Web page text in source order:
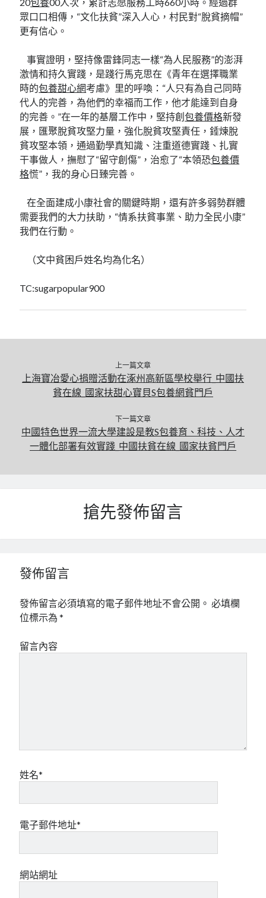
眾口口相傳，“文化扶貧”深入人心，村民對“脫貧摘帽”
更有信心。
事實證明，堅持像雷鋒同志一樣“為人民服務”的澎湃
激情和持久實踐，是踐行馬克思在《青年在選擇職業
時的包養甜心網考慮》里的呼喚：“人只有為自己同時
代人的完善，為他們的幸福而工作，他才能達到自身
的完善。”在一年的基層工作中，堅持創包養價格新發
展，匯聚脫貧攻堅力量，強化脫貧攻堅責任，錘煉脫
貧攻堅本領，通過勤學真知識、注重道德實踐、扎實
干事做人，撫慰了“留守創傷”，治愈了“本領恐包養價
格慌”，我的身心日臻完善。
在全面建成小康社會的關鍵時期，還有許多弱勢群體
需要我們的大力扶助，“情系扶貧事業、助力全民小康”
我們在行動。
（文中貧困戶姓名均為化名）
TC:sugarpopular900
上一篇文章
上海寶冶愛心捐贈活動在涿州高新區學校舉行_中國扶
貧在線_國家扶甜心寶貝S包養網貧門戶
下一篇文章
中國特色世界一流大學建設是教S包養育、科技、人才
一體化部署有效實踐_中國扶貧在線_國家扶貧門戶
搶先發佈留言
發佈留言
發佈留言必須填寫的電子郵件地址不會公開。 必填欄
位標示為*
留言內容
姓名*
電子郵件地址*
網站網址